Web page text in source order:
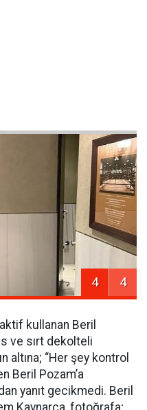
4 4
kullanan Beril
ve sırt dekolteli
altına; “Her şey kontrol
Beril Pozam’a
yanıt gecikmedi. Beril
Kaynarca, fotoğrafa;